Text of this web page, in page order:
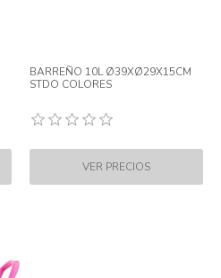
BARREÑO 10L Ø39XØ29X15CM
STDO COLORES